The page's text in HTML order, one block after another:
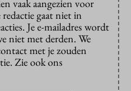
vaak aangezien voor
gaat niet in
Je e-mailadres wordt
niet met derden. We
met je zouden
Zie ook ons